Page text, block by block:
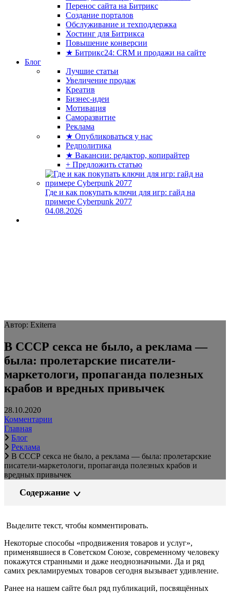
Перенос сайта на Битрикс
Создание порталов
Обслуживание и техподдержка
Хостинг для Битрикса
Повышение конверсии
★ Битрикс24: CRM и продажи на сайте
Блог
Лучшие статьи
Увеличение продаж
Креатив
Бизнес-идеи
Мотивация
Саморазвитие
Реклама
★ Опубликоваться у нас
Редполитика
★ Вакансии: редактор, копирайтер
+ Предложить статью
Где и как покупать ключи для игр: гайд на
примере Cyberpunk 2077
04.08.2026
Автор: Exiterra
В СССР секса не было, а реклама —
была: пролетарские писатели-
маркетологи, пропаганда полезных
крабов и вредных привычек
28.10.2020
Комментарии
Главная
Блог
Реклама
В СССР секса не было, а реклама — была: пролетарские
писатели-маркетологи, пропаганда полезных крабов и
вредных привычек
Содержание
Выделите текст, чтобы комментировать.
Некоторые способы «продвижения товаров и услуг»,
применявшиеся в Советском Союзе, современному человеку
покажутся странными и даже неоднозначными. Да и ряд
самих рекламируемых товаров сегодня вызывает удивление.
Ранее на нашем сайте был ряд публикаций, посвящённых